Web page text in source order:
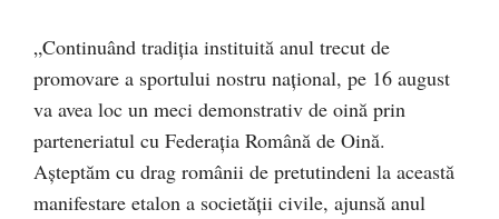
„Continuând tradiția instituită anul trecut de
promovare a sportului nostru național, pe 16 august
va avea loc un meci demonstrativ de oină prin
parteneriatul cu Federația Română de Oină.
Așteptăm cu drag românii de pretutindeni la această
manifestare etalon a societății civile, ajunsă anul